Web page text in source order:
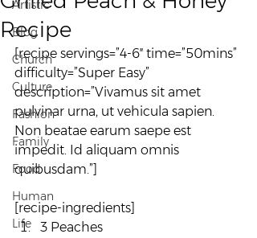
Artistic
Blog
Church
Culture
Fashion
Family
Food
Human
Life
Recipe
[recipe servings=”4-6″ time=”50mins”
difficulty=”Super Easy”
description=”Vivamus sit amet
pulvinar urna, ut vehicula sapien.
Non beatae earum saepe est
impedit. Id aliquam omnis
quibusdam.”]
[recipe-ingredients]
3 Peaches